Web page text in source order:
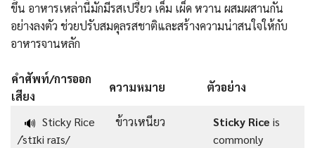
ขึ้น อาหารเหล่านี้มักมีรสเปรี้ยว เค็ม เผ็ด หวาน ผสมผสานกัน
อย่างลงตัว ช่วยปรับสมดุลรสชาติและสร้างความน่าสนใจให้กับ
อาหารจานหลัก
คำศัพท์/การออก
เสียง
ความหมาย ตัวอย่าง
🔊 Sticky Rice
/ˈstɪki raɪs/
ข้าวเหนียว Sticky Rice is
commonly